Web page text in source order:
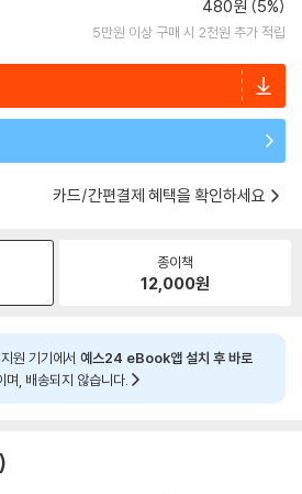
480원 (5%)
5만원 이상 구매 시 2천원 추가 적립
카드/간편결제 혜택을 확인하세요
종이책
12,000원
원 기기에서 예스24 eBook앱 설치 후 바로
며, 배송되지 않습니다.